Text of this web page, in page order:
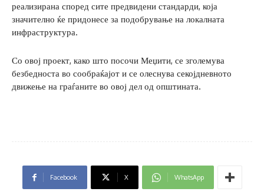
реализирана според сите предвидени стандарди, која
значително ќе придонесе за подобрување на локалната
инфраструктура.
Со овој проект, како што посочи Меџити, се зголемува
безбедноста во сообраќајот и се олеснува секојдневното
движење на граѓаните во овој дел од општината.
Facebook X WhatsApp